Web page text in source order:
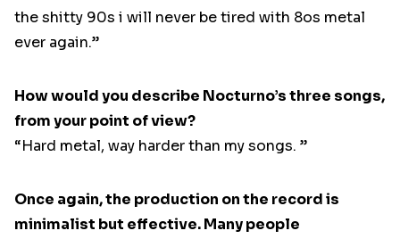
the shitty 90s i will never be tired with 8os metal
ever again.”
How would you describe Nocturno’s three songs,
from your point of view?
“Hard metal, way harder than my songs. ”
Once again, the production on the record is
minimalist but effective. Many people